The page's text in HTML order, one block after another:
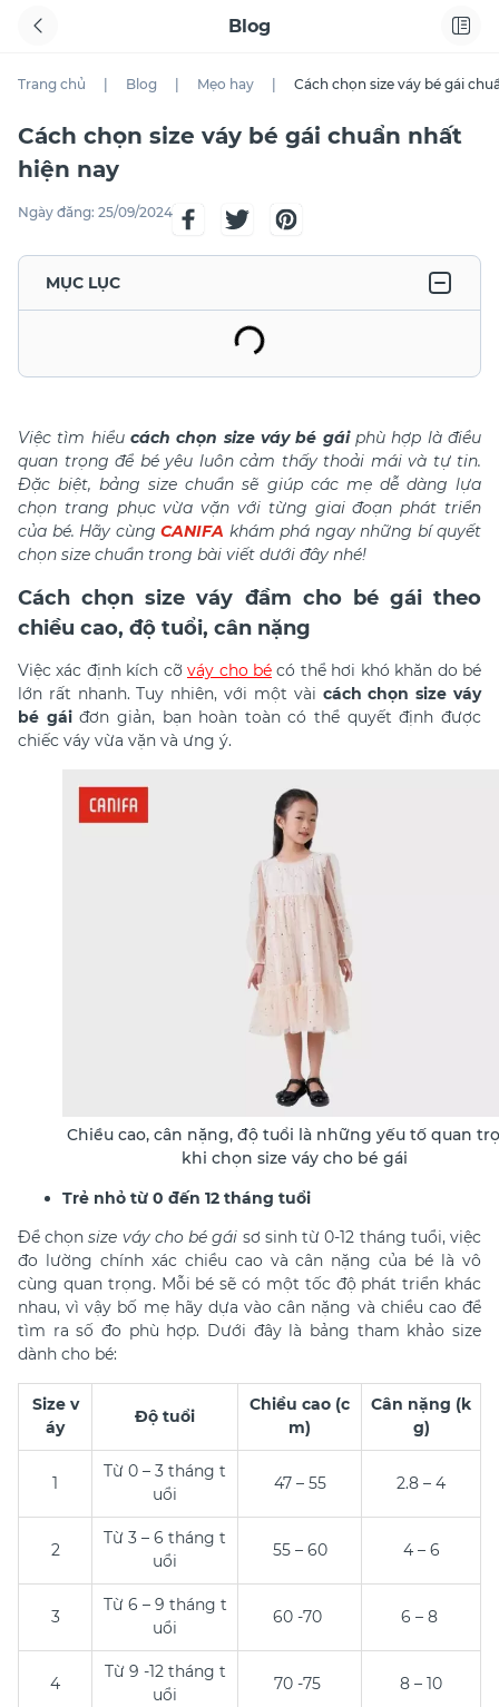
Blog
Trang chủ Blog Mẹo hay Cách chọn size váy bé gái
Cách chọn size váy bé gái chuẩn nhất
hiện nay
Ngày đăng: 25/09/2024
MỤC LỤC
Việc tìm hiểu cách chọn size váy bé gái phù hợp là điều
quan trọng để bé yêu luôn cảm thấy thoải mái và tự tin.
Đặc biệt, bảng size chuẩn sẽ giúp các mẹ dễ dàng lựa
chọn trang phục vừa vặn với từng giai đoạn phát triển
của bé. Hãy cùng CANIFA khám phá ngay những bí quyết
chọn size chuẩn trong bài viết dưới đây nhé!
Cách chọn size váy đầm cho bé gái theo
chiều cao, độ tuổi, cân nặng
Việc xác định kích cỡváy cho bé có thể hơi khó khăn do bé
lớn rất nhanh. Tuy nhiên, với một vài cách chọn size váy
bé gáiđơn giản, bạn hoàn toàn có thể quyết định được
chiếc váy vừa vặn và ưng ý.
Chiều cao, cân nặng, độ tuổi là những yếu tố quan
khi chọn size váy cho bé gái
Trẻ nhỏ từ 0 đến 12 tháng tuổi
Để chọnsize váy cho bé gái sơ sinh từ 0-12 tháng tuổi, việc
đo lường chính xác chiều cao và cân nặng của bé là vô
cùng quan trọng. Mỗi bé sẽ có một tốc độ phát triển khác
nhau, vì vậy bố mẹ hãy dựa vào cân nặng và chiều cao để
tìm ra số đo phù hợp. Dưới đây là bảng tham khảo size
dành cho bé:
Size v
áy
Độ tuổi
Chiều cao (c
m)
Cân nặng (k
g)
1
Từ 0 – 3 tháng t
uổi
47 – 55 2.8 – 4
2
Từ 3 – 6 tháng t
uổi
55 – 60 4 – 6
3
Từ 6 – 9 tháng t
uổi
60 -70 6 – 8
4
Từ 9 -12 tháng t
uổi
70 -75 8 – 10